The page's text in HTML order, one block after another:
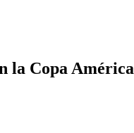
la Copa América